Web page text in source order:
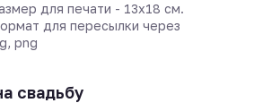
для печати - 13х18 см.
для пересылки через
png
свадьбу